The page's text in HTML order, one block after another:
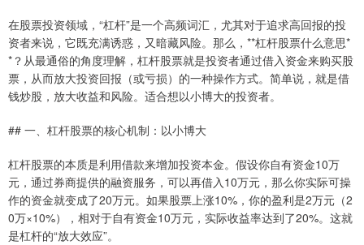
在股票投资领域，“杠杆”是一个高频词汇，尤其对于追求高回报的投
资者来说，它既充满诱惑，又暗藏风险。那么，**杠杆股票什么意思*
*？从最通俗的角度理解，杠杆股票就是投资者通过借入资金来购买股
票，从而放大投资回报（或亏损）的一种操作方式。简单说，就是借
钱炒股，放大收益和风险。适合想以小博大的投资者。
## 一、杠杆股票的核心机制：以小博大
杠杆股票的本质是利用借款来增加投资本金。假设你自有资金10万
元，通过券商提供的融资服务，可以再借入10万元，那么你实际可操
作的资金就变成了20万元。如果股票上涨10%，你的盈利是2万元（2
0万×10%），相对于自有资金10万元，实际收益率达到了20%。这就
是杠杆的“放大效应”。